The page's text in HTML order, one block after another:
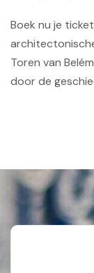
Boek nu je
Toren van
door de